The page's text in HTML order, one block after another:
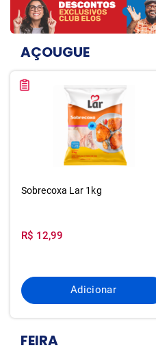
AÇOUGUE
Sobrecoxa Lar 1kg
R$ 12,99
Adicionar
FEIRA